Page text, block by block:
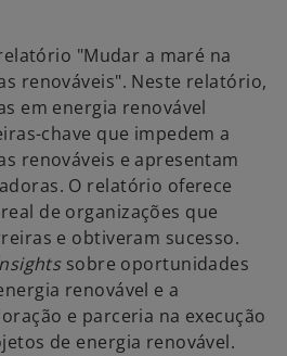
"Mudar a maré na
renováveis". Neste relatório,
em energia renovável
chave que impedem a
renováveis e apresentam
O relatório oferece
de organizações que
e obtiveram sucesso.
sobre oportunidades
renovável e a
e parceria na execução
de energia renovável.